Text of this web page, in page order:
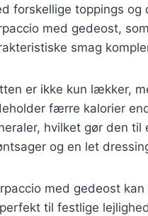
forskellige toppings og
med gedeost,
smag
er ikke kun lækker,
færre kalorier
hvilket gør den
og en let
med gedeost
til festlige